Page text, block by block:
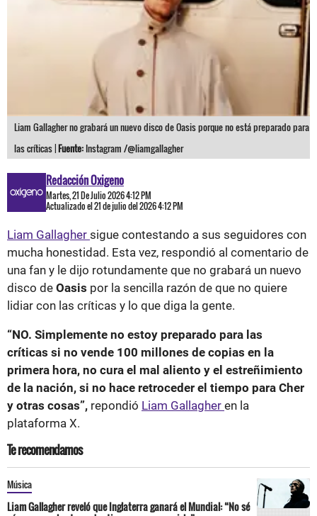
Liam Gallagher no grabará un nuevo disco de Oasis porque no está preparado para
las críticas |Fuente: Instagram /@liamgallagher
Redacción Oxigeno
Martes, 21 De Julio 2026 4:12 PM
Actualizado el 21 de julio del 2026 4:12 PM
Liam Gallagher sigue contestando a sus seguidores con
mucha honestidad. Esta vez, respondió al comentario de
una fan y le dijo rotundamente que no grabará un nuevo
disco de Oasis por la sencilla razón de que no quiere
lidiar con las críticas y lo que diga la gente.
“NO. Simplemente no estoy preparado para las
críticas si no vende 100 millones de copias en la
primera hora, no cura el mal aliento y el estreñimiento
de la nación, si no hace retroceder el tiempo para Cher
y otras cosas”, repondió Liam Gallagher en la
plataforma X.
Te recomendamos
Música
Liam Gallagher reveló que Inglaterra ganará el Mundial: “No sé